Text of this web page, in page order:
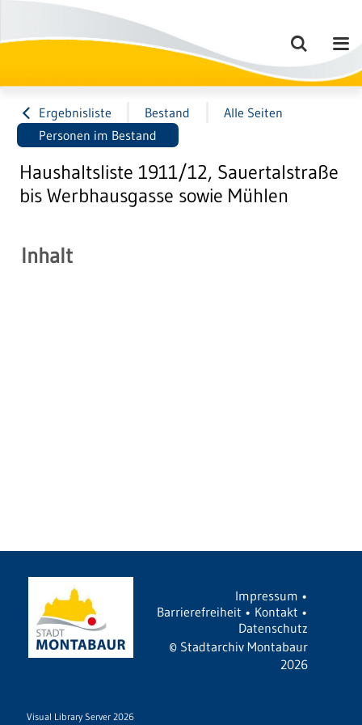
Ergebnisliste Bestand
Alle Seiten
Personen im Bestand
Haushaltsliste 1911/12, Sauertalstraße
bis Werbhausgasse sowie Mühlen
Inhalt
Impressum •
Barrierefreiheit • Kontakt •
Datenschutz
© Stadtarchiv Montabaur
2026
Visual Library Server 2026